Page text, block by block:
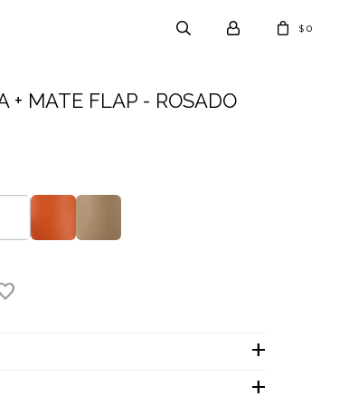
$ 0
+ MATE FLAP - ROSADO